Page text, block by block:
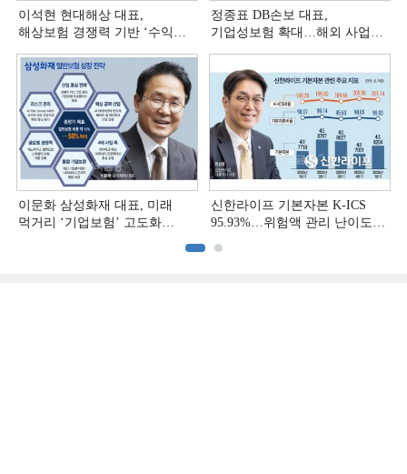
이석현 현대해상 대표,
해상보험 경쟁력 기반 ‘수익
(3)]
정종표 DB손보 대표,
기업성보험 확대…해외 사업
이문화 삼성화재 대표, 미래
먹거리 ‘기업보험’ 고도화
신한라이프 기본자본 K-ICS
95.93%…위험액 관리 난이도